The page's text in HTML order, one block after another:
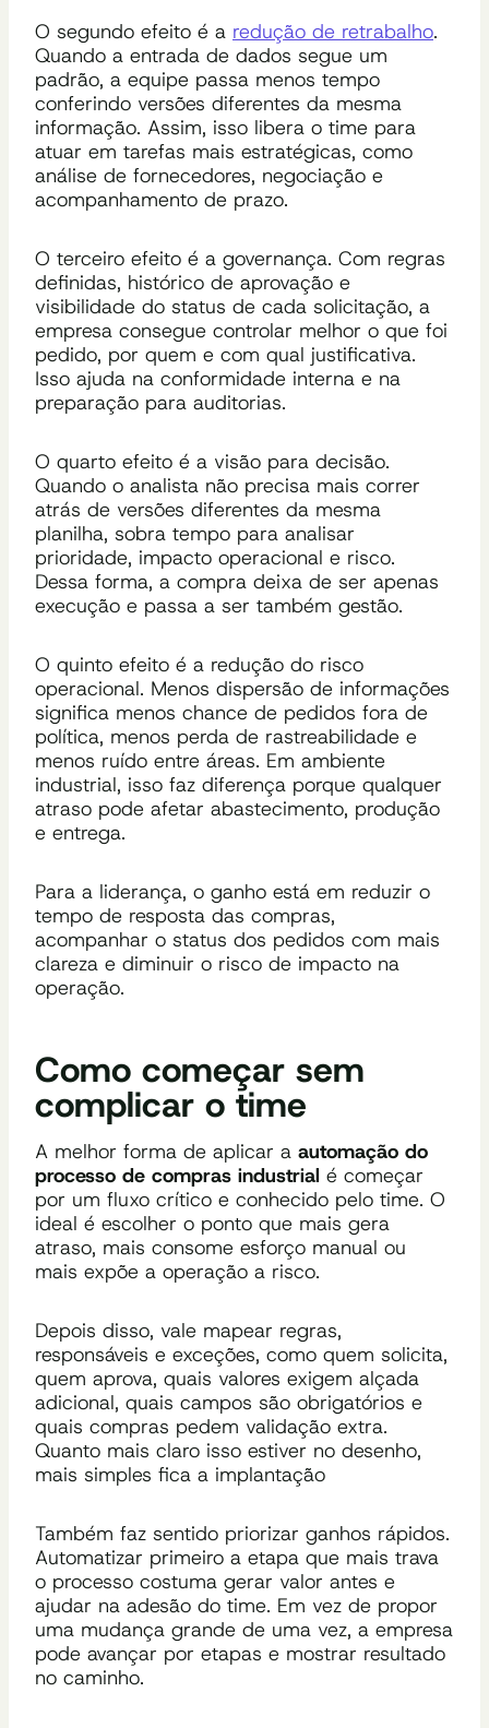
O segundo efeito é a redução de retrabalho.
Quando a entrada de dados segue um
padrão, a equipe passa menos tempo
conferindo versões diferentes da mesma
informação. Assim, isso libera o time para
atuar em tarefas mais estratégicas, como
análise de fornecedores, negociação e
acompanhamento de prazo.
O terceiro efeito é a governança. Com regras
definidas, histórico de aprovação e
visibilidade do status de cada solicitação, a
empresa consegue controlar melhor o que foi
pedido, por quem e com qual justificativa.
Isso ajuda na conformidade interna e na
preparação para auditorias.
O quarto efeito é a visão para decisão.
Quando o analista não precisa mais correr
atrás de versões diferentes da mesma
planilha, sobra tempo para analisar
prioridade, impacto operacional e risco.
Dessa forma, a compra deixa de ser apenas
execução e passa a ser também gestão.
O quinto efeito é a redução do risco
operacional. Menos dispersão de informações
significa menos chance de pedidos fora de
política, menos perda de rastreabilidade e
menos ruído entre áreas. Em ambiente
industrial, isso faz diferença porque qualquer
atraso pode afetar abastecimento, produção
e entrega.
Para a liderança, o ganho está em reduzir o
tempo de resposta das compras,
acompanhar o status dos pedidos com mais
clareza e diminuir o risco de impacto na
operação.
Como começar sem
complicar o time
A melhor forma de aplicar a automação do
processo de compras industrial é começar
por um fluxo crítico e conhecido pelo time. O
ideal é escolher o ponto que mais gera
atraso, mais consome esforço manual ou
mais expõe a operação a risco.
Depois disso, vale mapear regras,
responsáveis e exceções, como quem solicita,
quem aprova, quais valores exigem alçada
adicional, quais campos são obrigatórios e
quais compras pedem validação extra.
Quanto mais claro isso estiver no desenho,
mais simples fica a implantação
Também faz sentido priorizar ganhos rápidos.
Automatizar primeiro a etapa que mais trava
o processo costuma gerar valor antes e
ajudar na adesão do time. Em vez de propor
uma mudança grande de uma vez, a empresa
pode avançar por etapas e mostrar resultado
no caminho.